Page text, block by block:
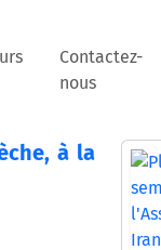
Contactez-
nous
à la